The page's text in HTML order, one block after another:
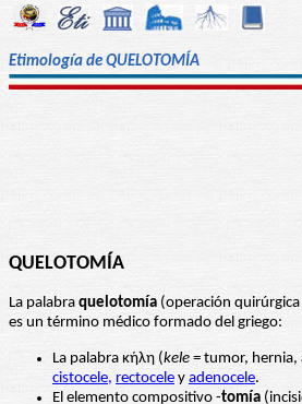
Etimología de QUELOTOMÍA
QUELOTOMÍA
La palabra quelotomía (operación
es un término médico formado del griego:
La palabra κήλη (kele = tumor, hernia,
cistocele, rectocele y adenocele.
El elemento compositivo -tomía